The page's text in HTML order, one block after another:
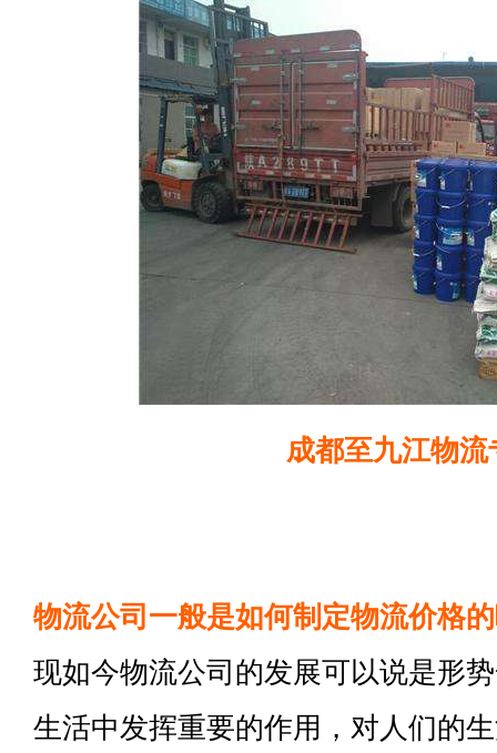
成都至九江物流
物流公司一般是如何制定物流价格
现如今物流公司的发展可以说是形
生活中发挥重要的作用，对人们的